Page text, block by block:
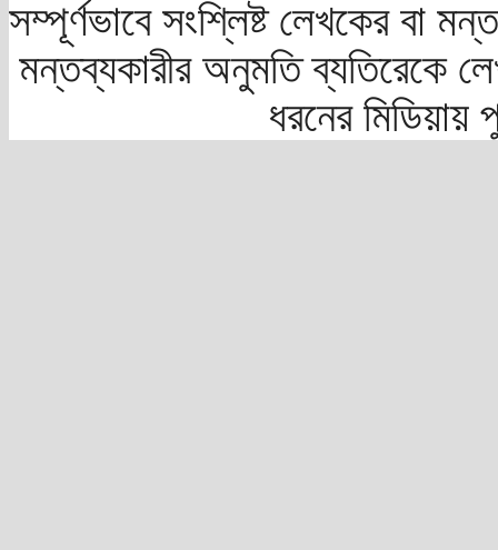
সম্পূর্ণভাবে সংশ্লিষ্ট লেখকের বা
মন্তব্যকারীর অনুমতি ব্যতিরেকে
ধরনের মিডিয়ায়